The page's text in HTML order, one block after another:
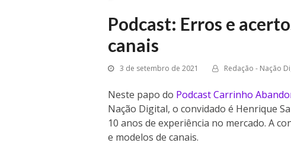
Podcast: Erros e
canais
3 de setembro de 2021 Redação - Nação
Neste papo do Podcast Carrinho
Nação Digital, o convidado é Henrique
10 anos de experiência no mercado. A
e modelos de canais.